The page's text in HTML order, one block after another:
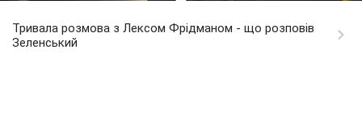
Тривала розмова з Лексом Фрідманом - що розповів
Зеленський